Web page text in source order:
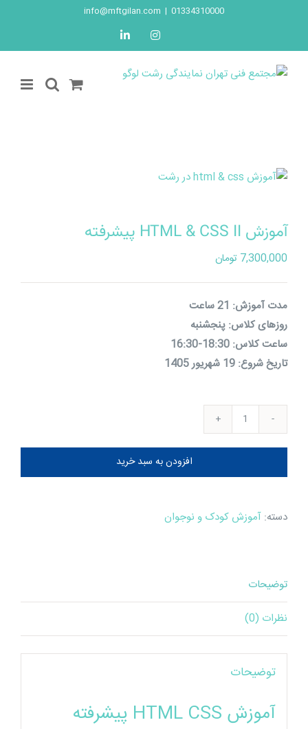
content
01334310000
|
info@mftgilan.com
Instagram
LinkedIn
آموزش HTML & CSS II پیشرفته
7,300,000 تومان
مدت آموزش: 21 ساعت
روزهای کلاس: پنجشنبه
ساعت کلاس: 18:30-16:30
تاریخ شروع: 19 شهریور 1405
آموزش
HTML
پیشرفته
افزودن به سبد خرید
دسته: آموزش کودک و نوجوان
توضیحات
نظرات (0)
توضیحات
آموزش HTML CSS پیشرفته